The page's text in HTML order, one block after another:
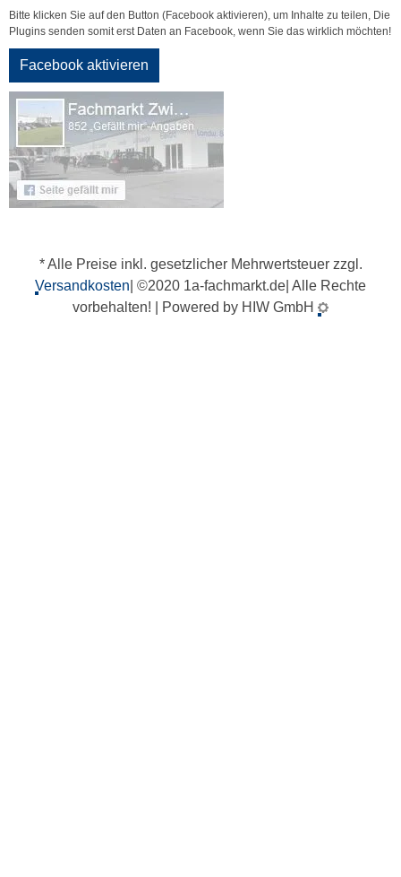
Bitte klicken Sie auf den Button (Facebook aktivieren), um Inhalte zu teilen, Die
Plugins senden somit erst Daten an Facebook, wenn Sie das wirklich möchten!
Facebook aktivieren
* Alle Preise inkl. gesetzlicher Mehrwertsteuer zzgl.
Versandkosten | ©2020 1a-fachmarkt.de| Alle Rechte
vorbehalten! | Powered by HIW GmbH